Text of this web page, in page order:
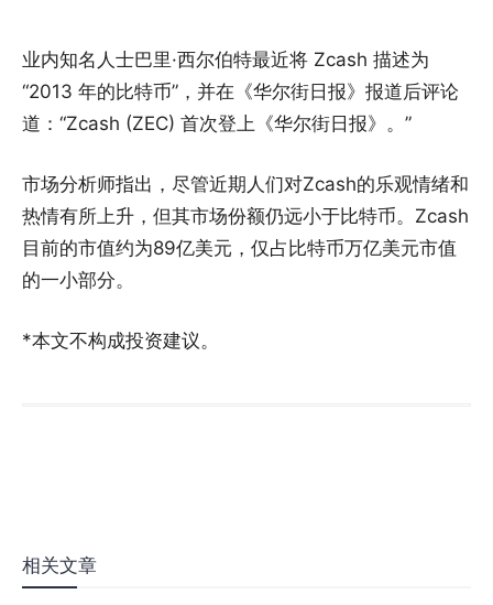
业内知名人士巴里·西尔伯特最近将 Zcash 描述为
“2013 年的比特币”，并在《华尔街日报》报道后评论
道：“Zcash (ZEC) 首次登上《华尔街日报》。”
市场分析师指出，尽管近期人们对Zcash的乐观情绪和
热情有所上升，但其市场份额仍远小于比特币。Zcash
目前的市值约为89亿美元，仅占比特币万亿美元市值
的一小部分。
*本文不构成投资建议。
相关文章